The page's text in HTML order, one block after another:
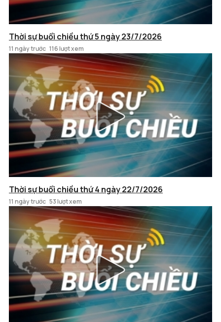
Thời sự buổi chiều thứ 5 ngày 23/7/2026
11 ngày trước 116 lượt xem
Thời sự buổi chiều thứ 4 ngày 22/7/2026
11 ngày trước 53 lượt xem